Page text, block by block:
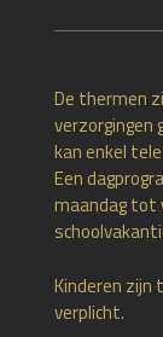
De thermen
verzorgingen
kan enkel
Een
maandag tot
Kinderen zijn
verplicht.